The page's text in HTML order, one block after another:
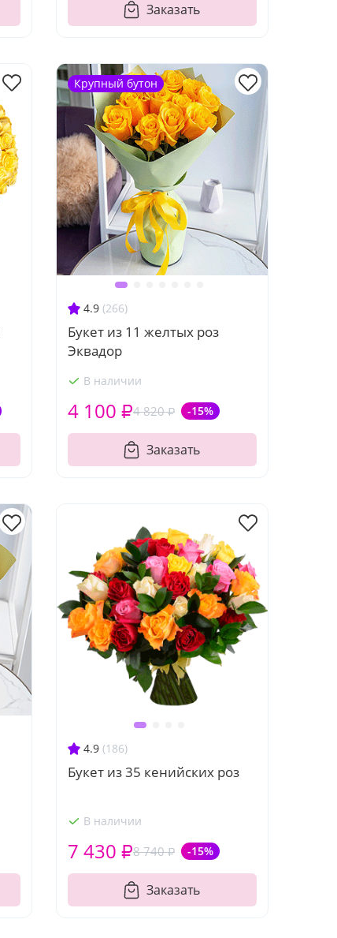
Заказать
4.9 (266)
Букет из 11 желтых роз
Эквадор
В наличии
4 820 ₽ -15%
4 100 ₽
Заказать
Крупный бутон
4.9 (186)
Букет из 35 кенийских роз
В наличии
8 740 ₽ -15%
7 430 ₽
Заказать